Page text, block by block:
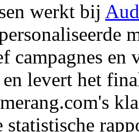
werkt bij
campagnes
levert het
statistische